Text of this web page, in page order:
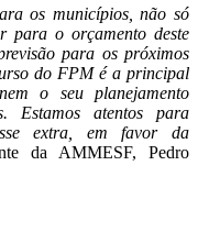
os municípios, não só
para o orçamento deste
para os próximos
do FPM é a principal
o seu planejamento
Estamos atentos para
extra, em favor da
da AMMESF, Pedro